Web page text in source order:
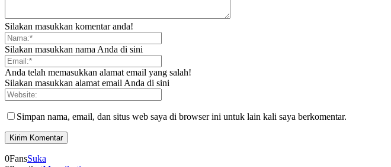
Silakan masukkan komentar anda!
Silakan masukkan nama Anda di sini
Anda telah memasukkan alamat email yang salah!
Silakan masukkan alamat email Anda di sini
Simpan nama, email, dan situs web saya di browser ini untuk lain kali saya berkomentar.
0FansSuka